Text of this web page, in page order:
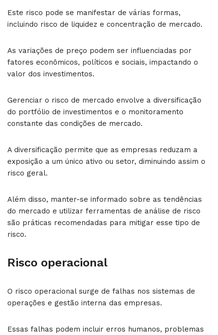
Este risco pode se manifestar de várias formas,
incluindo risco de liquidez e concentração de mercado.
As variações de preço podem ser influenciadas por
fatores econômicos, políticos e sociais, impactando o
valor dos investimentos.
Gerenciar o risco de mercado envolve a diversificação
do portfólio de investimentos e o monitoramento
constante das condições de mercado.
A diversificação permite que as empresas reduzam a
exposição a um único ativo ou setor, diminuindo assim o
risco geral.
Além disso, manter-se informado sobre as tendências
do mercado e utilizar ferramentas de análise de risco
são práticas recomendadas para mitigar esse tipo de
risco.
Risco operacional
O risco operacional surge de falhas nos sistemas de
operações e gestão interna das empresas.
Essas falhas podem incluir erros humanos, problemas